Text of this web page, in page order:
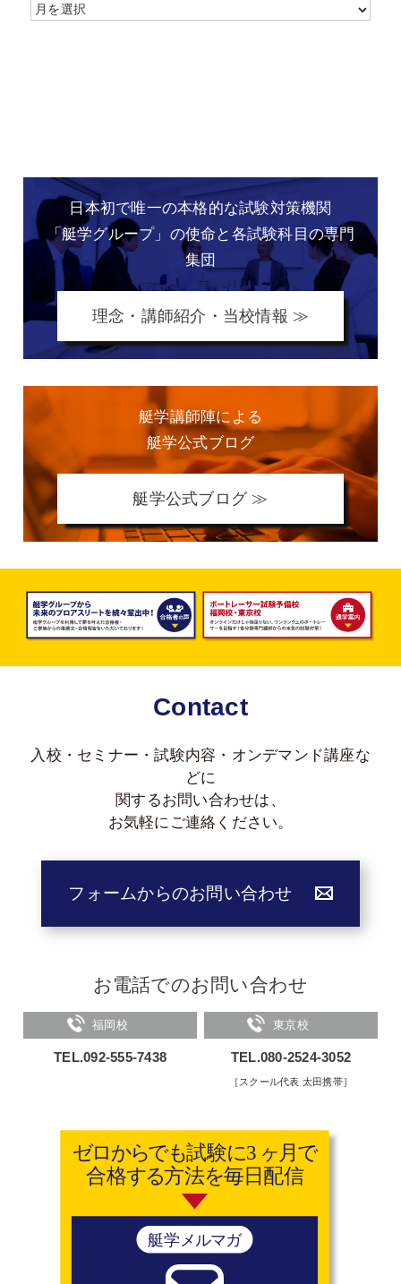
日本初で唯一の本格的な試験対策機関
「艇学グループ」の使命と各試験科目の専門
集団
理念・講師紹介・当校情報 ≫
艇学講師陣による
艇学公式ブログ
艇学公式ブログ ≫
Contact
入校・セミナー・試験内容・オンデマンド講座な
どに
関するお問い合わせは、
お気軽にご連絡ください。
フォームからのお問い合わせ
お電話でのお問い合わせ
福岡校
TEL.092-555-7438
東京校
TEL.080-2524-3052
［スクール代表 太田携帯］